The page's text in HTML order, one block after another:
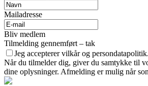
Mailadresse
Bliv medlem
Tilmelding gennemført – tak
Jeg accepterer vilkår og persondatapolitik.
Når du tilmelder dig, giver du samtykke til
dine oplysninger. Afmelding er mulig når